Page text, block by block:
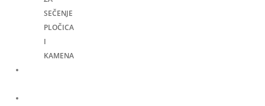
SEČENJE
PLOČICA
I
KAMENA